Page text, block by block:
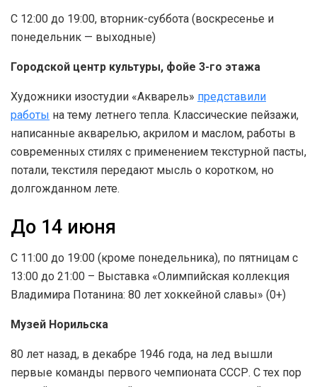
С 12:00 до 19:00, вторник-суббота (воскресенье и
понедельник — выходные)
Городской центр культуры, фойе 3-го этажа
Художники изостудии «Акварель» представили
работы на тему летнего тепла. Классические пейзажи,
написанные акварелью, акрилом и маслом, работы в
современных стилях с применением текстурной пасты,
потали, текстиля передают мысль о коротком, но
долгожданном лете.
До 14 июня
С 11:00 до 19:00 (кроме понедельника), по пятницам с
13:00 до 21:00 – Выставка «Олимпийская коллекция
Владимира Потанина: 80 лет хоккейной славы» (0+)
Музей Норильска
80 лет назад, в декабре 1946 года, на лед вышли
первые команды первого чемпионата СССР. С тех пор